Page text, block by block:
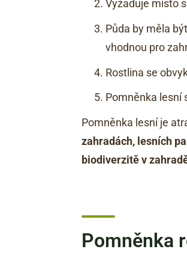
Vyžaduje místo s
Půda by měla být
vhodnou pro
Rostlina se
Pomněnka lesní
Pomněnka lesní je
zahradách, lesních
biodiverzitě v
Pomněnka